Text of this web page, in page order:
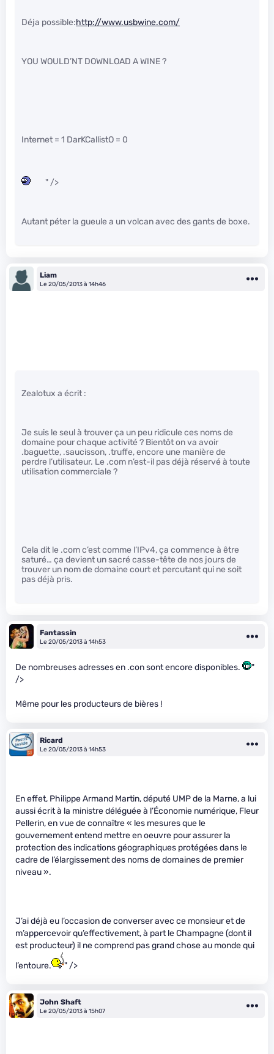
Déja possible:http://www.usbwine.com/
YOU WOULD’NT DOWNLOAD A WINE ?
Internet = 1 DarKCallistO = 0
" />
Autant péter la gueule a un volcan avec des gants de boxe.
Liam
Le 20/05/2013 à 14h46
Zealotux a écrit :
Je suis le seul à trouver ça un peu ridicule ces noms de
domaine pour chaque activité ? Bientôt on va avoir
.baguette, .saucisson, .truffe, encore une manière de
perdre l’utilisateur. Le .com n’est-il pas déjà réservé à toute
utilisation commerciale ?
Cela dit le .com c’est comme l’IPv4, ça commence à être
saturé… ça devient un sacré casse-tête de nos jours de
trouver un nom de domaine court et percutant qui ne soit
pas déjà pris.
Fantassin
Le 20/05/2013 à 14h53
De nombreuses adresses en .con sont encore disponibles.
"
/>
Même pour les producteurs de bières !
Ricard
Le 20/05/2013 à 14h53
En effet, Philippe Armand Martin, député UMP de la Marne, a lui
aussi écrit à la ministre déléguée à l’Économie numérique, Fleur
Pellerin, en vue de connaître « les mesures que le
gouvernement entend mettre en oeuvre pour assurer la
protection des indications géographiques protégées dans le
cadre de l’élargissement des noms de domaines de premier
niveau ».
J’ai déjà eu l’occasion de converser avec ce monsieur et de
m’appercevoir qu’effectivement, à part le Champagne (dont il
est producteur) il ne comprend pas grand chose au monde qui
l’entoure.
" />
John Shaft
Le 20/05/2013 à 15h07